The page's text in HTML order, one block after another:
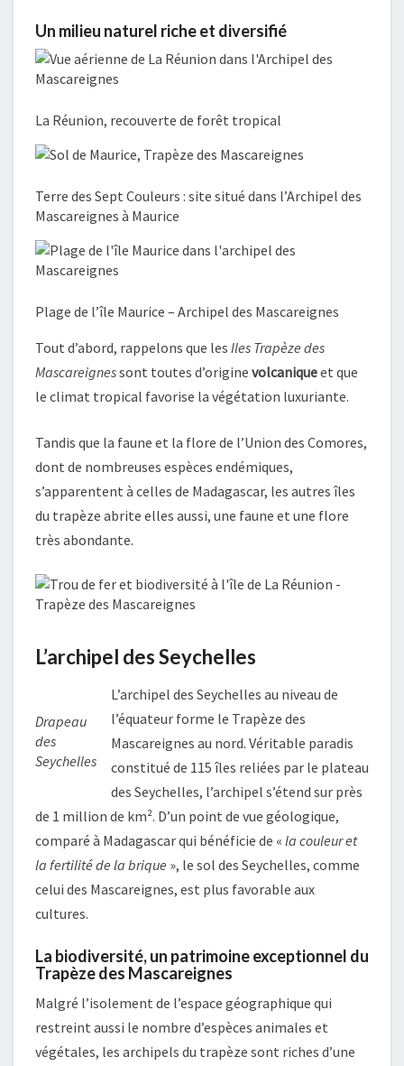
Un milieu naturel riche et diversifié
La Réunion, recouverte de forêt tropical
Terre des Sept Couleurs : site situé dans l’Archipel des
Mascareignes à Maurice
Plage de l’île Maurice – Archipel des Mascareignes
Tout d’abord, rappelons que les Iles Trapèze des
Mascareignessont toutes d’origine volcaniqueet que
le climat tropical favorise la végétation luxuriante.
Tandis que la faune et la flore de l’Union des Comores,
dont de nombreuses espèces endémiques,
s’apparentent à celles de Madagascar, les autres îles
du trapèze abrite elles aussi, une faune et une flore
très abondante.
L’archipel des Seychelles
Drapeau
des
Seychelles
L’archipel des Seychelles au niveau de
l’équateur forme le Trapèze des
Mascareignes au nord. Véritable paradis
constitué de 115 îles reliées par le plateau
des Seychelles, l’archipel s’étend sur près
de 1 million de km². D’un point de vue géologique,
comparé à Madagascar qui bénéficie de « la couleur et
la fertilité de la brique », le sol des Seychelles, comme
celui des Mascareignes, est plus favorable aux
cultures.
La biodiversité, un patrimoine exceptionnel du
Trapèze des Mascareignes
Malgré l’isolement de l’espace géographique qui
restreint aussi le nombre d’espèces animales et
végétales, les archipels du trapèze sont riches d’une